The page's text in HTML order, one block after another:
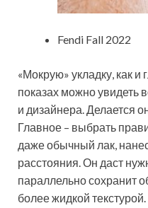
Fendi Fall 2022
«‎Мокрую» укладку, как и
показах можно увидеть
и дизайнера. Делается
Главное – выбрать
даже обычный лак,
расстояния. Он даст
параллельно сохранит
более жидкой